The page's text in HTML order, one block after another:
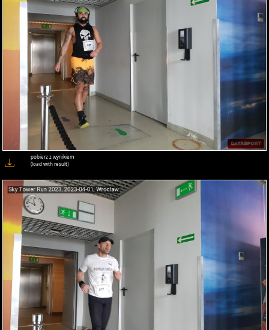
pobierz z wynikiem
(load with result)